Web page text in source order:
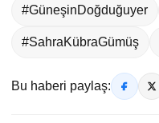
#GüneşinDoğduğuyer
#SahraKübraGümüş
Bu haberi paylaş: